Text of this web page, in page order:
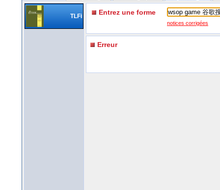
TLFi Entrez une forme
notices corrigées
Erreur